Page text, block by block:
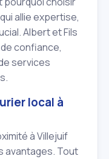
allie expertise,
Albert et Fils
confiance,
services
local à
à Villejuif
avantages. Tout